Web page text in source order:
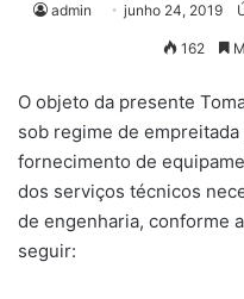
admin junho 24, 2019
162
O objeto da presente
sob regime de
fornecimento de
dos serviços técnicos
de engenharia, conforme
seguir: